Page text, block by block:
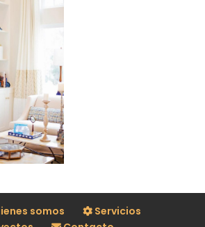
somos
Servicios